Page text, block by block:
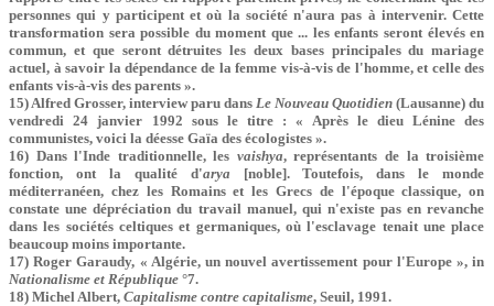
personnes qui y participent et où la société n'aura pas à intervenir. Cette
transformation sera possible du moment que ... les enfants seront élevés en
commun, et que seront détruites les deux bases principales du mariage
actuel, à savoir la dépendance de la femme vis-à-vis de l'homme, et celle des
enfants vis-à-vis des parents ».
15) Alfred Grosser, interview paru dans Le Nouveau Quotidien (Lausanne) du
vendredi 24 janvier 1992 sous le titre : « Après le dieu Lénine des
communistes, voici la déesse Gaïa des écologistes ».
16) Dans l'Inde traditionnelle, les vaishya, représentants de la troisième
fonction, ont la qualité d'arya [noble]. Toutefois, dans le monde
méditerranéen, chez les Romains et les Grecs de l'époque classique, on
constate une dépréciation du travail manuel, qui n'existe pas en revanche
dans les sociétés celtiques et germaniques, où l'esclavage tenait une place
beaucoup moins importante.
17) Roger Garaudy, « Algérie, un nouvel avertissement pour l'Europe », in
Nationalisme et République °7.
18) Michel Albert,Capitalisme contre capitalisme, Seuil, 1991.